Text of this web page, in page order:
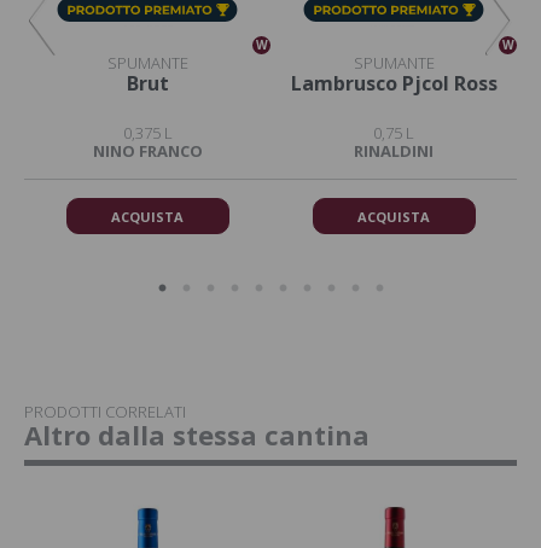
W
SPUMANTE
Brut
0,375 L
NINO FRANCO
ACQUISTA
W
SPUMANTE
Lambrusco Pjcol Ross
0,75 L
RINALDINI
ACQUISTA
PRODOTTI CORRELATI
Altro dalla stessa cantina